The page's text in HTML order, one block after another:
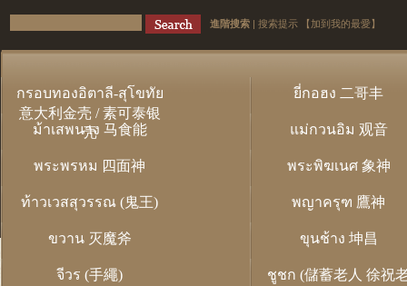
進階搜索 | 搜索提示 【加到我的最愛】
กรอบทองอิตาลี-สุโขทัย
意大利金壳 / 素可泰银
壳
ยี่กอฮง 二哥丰
ม้าเสพนาง 马食能 แม่กวนอิม 观音
พระพรหม 四面神 พระพิฆเนศ 象神
ท้าวเวสสุวรรณ (鬼王) พญาครุฑ 鷹神
ขวาน 灭魔斧 ขุนช้าง 坤昌
จีวร (手繩)
ชูชก (儲蓄老人 徐祝